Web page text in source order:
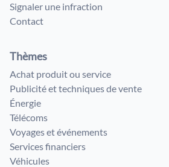
Signaler une infraction
Contact
Thèmes
Achat produit ou service
Publicité et techniques de vente
Énergie
Télécoms
Voyages et événements
Services financiers
Véhicules